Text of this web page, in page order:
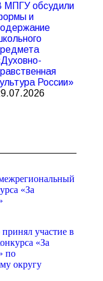
МПГУ обсудили
и
России»
«За
участие в
«За
по
округу